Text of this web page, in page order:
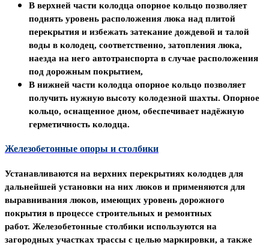
В верхней части колодца опорное кольцо позволяет
поднять уровень расположения люка над плитой
перекрытия и избежать затекание дождевой и талой
воды в колодец, соответственно, затопления люка,
наезда на него автотранспорта в случае расположения
под дорожным покрытием,
В нижней части колодца опорное кольцо позволяет
получить нужную высоту колодезной шахты. Опорное
кольцо, оснащенное дном, обеспечивает надёжную
герметичность колодца.
Железобетонные опоры и столбики
Устанавливаются на верхних перекрытиях колодцев для
дальнейшей установки на них люков и применяются для
выравнивания люков, имеющих уровень дорожного
покрытия в процессе строительных и ремонтных
работ. Железобетонные столбики используются на
загородных участках трассы с целью маркировки, а также